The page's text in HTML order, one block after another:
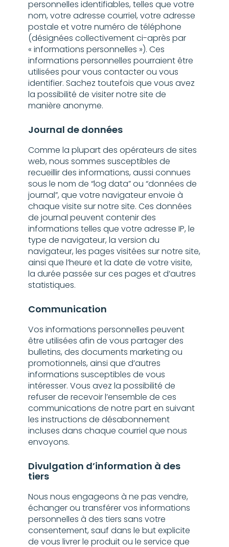
personnelles identifiables, telles que votre
nom, votre adresse courriel, votre adresse
postale et votre numéro de téléphone
(désignées collectivement ci-après par
« informations personnelles »). Ces
informations personnelles pourraient être
utilisées pour vous contacter ou vous
identifier. Sachez toutefois que vous avez
la possibilité de visiter notre site de
manière anonyme.
Journal de données
Comme la plupart des opérateurs de sites
web, nous sommes susceptibles de
recueillir des informations, aussi connues
sous le nom de “log data” ou “données de
journal”, que votre navigateur envoie à
chaque visite sur notre site. Ces données
de journal peuvent contenir des
informations telles que votre adresse IP, le
type de navigateur, la version du
navigateur, les pages visitées sur notre site,
ainsi que l’heure et la date de votre visite,
la durée passée sur ces pages et d’autres
statistiques.
Communication
Vos informations personnelles peuvent
être utilisées afin de vous partager des
bulletins, des documents marketing ou
promotionnels, ainsi que d’autres
informations susceptibles de vous
intéresser. Vous avez la possibilité de
refuser de recevoir l’ensemble de ces
communications de notre part en suivant
les instructions de désabonnement
incluses dans chaque courriel que nous
envoyons.
Divulgation d’information à des
tiers
Nous nous engageons à ne pas vendre,
échanger ou transférer vos informations
personnelles à des tiers sans votre
consentement, sauf dans le but explicite
de vous livrer le produit ou le service que